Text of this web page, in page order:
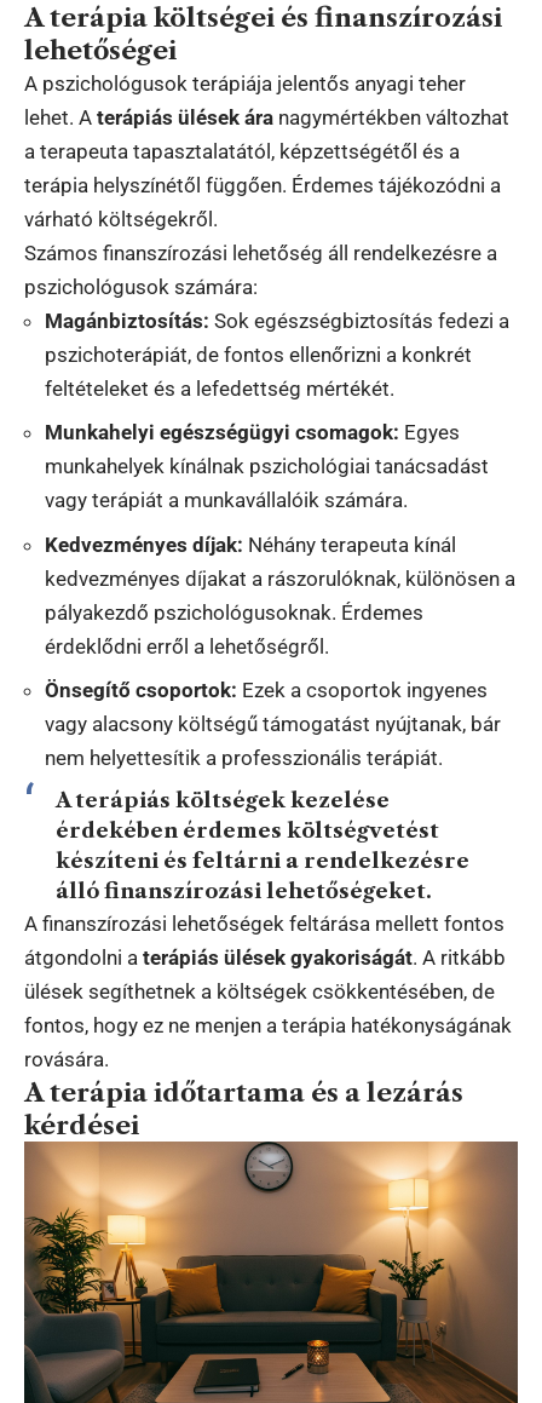
A terápia költségei és finanszírozási
lehetőségei
A pszichológusok terápiája jelentős anyagi teher
lehet. A terápiás ülések ára nagymértékben változhat
a terapeuta tapasztalatától, képzettségétől és a
terápia helyszínétől függően. Érdemes tájékozódni a
várható költségekről.
Számos finanszírozási lehetőség áll rendelkezésre a
pszichológusok számára:
Magánbiztosítás: Sok egészségbiztosítás fedezi a
pszichoterápiát, de fontos ellenőrizni a konkrét
feltételeket és a lefedettség mértékét.
Munkahelyi egészségügyi csomagok: Egyes
munkahelyek kínálnak pszichológiai tanácsadást
vagy terápiát a munkavállalóik számára.
Kedvezményes díjak: Néhány terapeuta kínál
kedvezményes díjakat a rászorulóknak, különösen a
pályakezdő pszichológusoknak. Érdemes
érdeklődni erről a lehetőségről.
Önsegítő csoportok: Ezek a csoportok ingyenes
vagy alacsony költségű támogatást nyújtanak, bár
nem helyettesítik a professzionális terápiát.
A terápiás költségek kezelése
érdekében érdemes költségvetést
készíteni és feltárni a rendelkezésre
álló finanszírozási lehetőségeket.
A finanszírozási lehetőségek feltárása mellett fontos
átgondolni a terápiás ülések gyakoriságát. A ritkább
ülések segíthetnek a költségek csökkentésében, de
fontos, hogy ez ne menjen a terápia hatékonyságának
rovására.
A terápia időtartama és a lezárás
kérdései